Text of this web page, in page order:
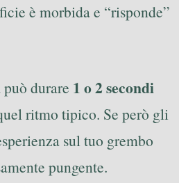
è morbida e “risponde”
durare 1 o 2 secondi
ritmo tipico. Se però gli
sul tuo grembo
pungente.